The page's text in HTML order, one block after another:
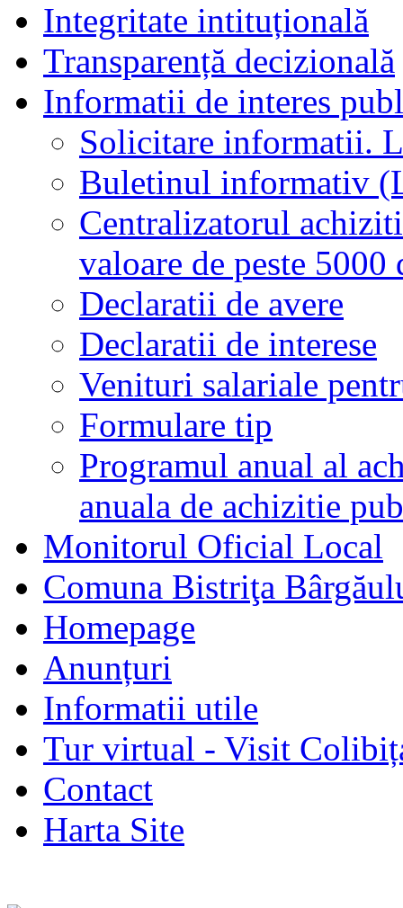
Integritate intituțională
Transparență decizională
Informatii de interes
Solicitare informatii.
Buletinul informativ
Centralizatorul
valoare de peste
Declaratii de avere
Declaratii de interese
Venituri salariale
Formulare tip
Programul anual al
anuala de achizitie
Monitorul Oficial Local
Comuna Bistriţa
Homepage
Anunțuri
Informatii utile
Tur virtual - Visit
Contact
Harta Site